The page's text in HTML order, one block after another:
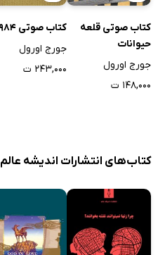
کتاب صوتی قلعه
حیوانات
جورج اورول
۱۴۸,۰۰۰ ت
کتاب صوتی 1984
جورج اورول
۲۴۳,۰۰۰ ت
کتاب‌های انتشارات اندیشه عالم